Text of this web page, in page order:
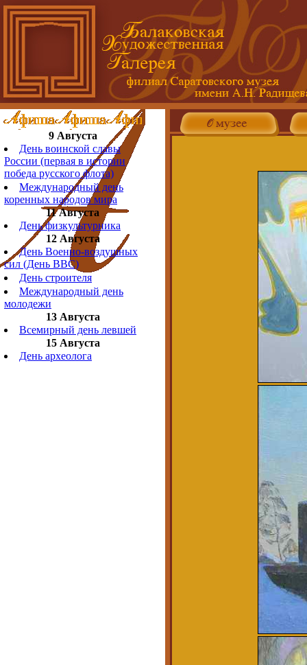
9 Августа
День воинской славы
России (первая в истории
победа русского флота)
Международный день
коренных народов мира
11 Августа
День физкультурника
12 Августа
День Военно-воздушных
сил (День ВВС)
День строителя
Международный день
молодежи
13 Августа
Всемирный день левшей
15 Августа
День археолога